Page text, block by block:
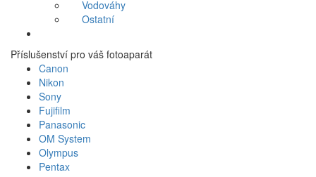
Vodováhy
Ostatní
Příslušenství pro váš fotoaparát
Canon
Nikon
Sony
Fujifilm
Panasonic
OM System
Olympus
Pentax